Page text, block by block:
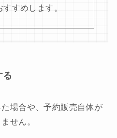
すめします。
る
場合や、予約販売自体が
せん。